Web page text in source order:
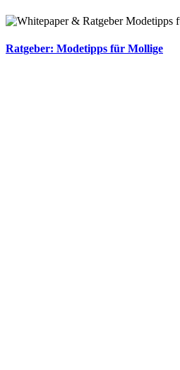
Ratgeber: Modetipps für Mollige